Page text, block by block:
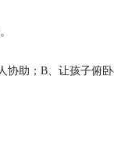
协助；B、让孩子俯